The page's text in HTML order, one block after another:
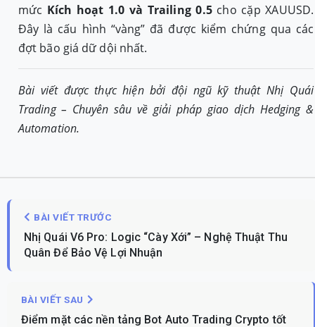
mức Kích hoạt 1.0 và Trailing 0.5cho cặp XAUUSD.
Đây là cấu hình “vàng” đã được kiểm chứng qua các
đợt bão giá dữ dội nhất.
Bài viết được thực hiện bởi đội ngũ kỹ thuật Nhị Quái
Trading – Chuyên sâu về giải pháp giao dịch Hedging &
Automation.
BÀI VIẾT TRƯỚC
Nhị Quái V6 Pro: Logic “Cày Xới” – Nghệ Thuật Thu
Quân Để Bảo Vệ Lợi Nhuận
BÀI VIẾT SAU
Điểm mặt các nền tảng Bot Auto Trading Crypto tốt